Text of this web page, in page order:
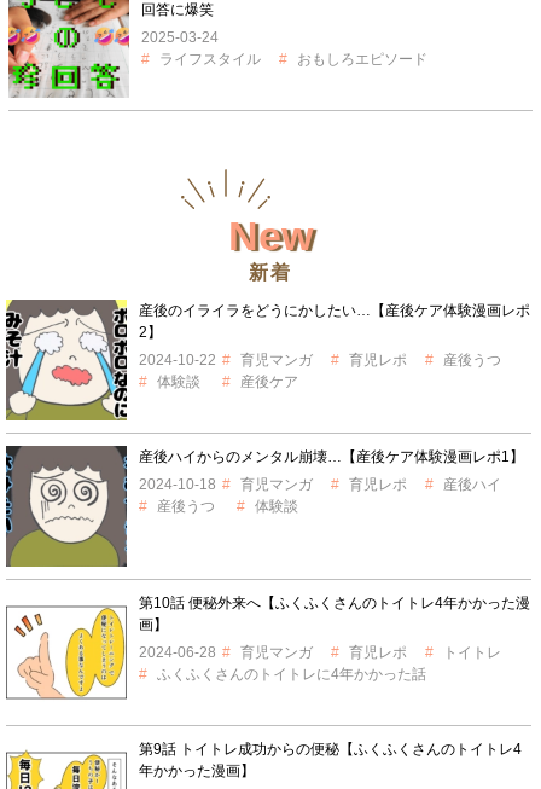
回答に爆笑
2025-03-24
ライフスタイル
おもしろエピソード
New
新着
産後のイライラをどうにかしたい…【産後ケア体験漫画レポ
2】
2024-10-22
育児マンガ 育児レポ
産後うつ
体験談
産後ケア
産後ハイからのメンタル崩壊…【産後ケア体験漫画レポ1】
2024-10-18
育児マンガ 育児レポ
産後ハイ
産後うつ
体験談
第10話 便秘外来へ【ふくふくさんのトイトレ4年かかった漫
画】
2024-06-28
育児マンガ 育児レポ
トイトレ
ふくふくさんのトイトレに4年かかった話
第9話 トイトレ成功からの便秘【ふくふくさんのトイトレ4
年かかった漫画】